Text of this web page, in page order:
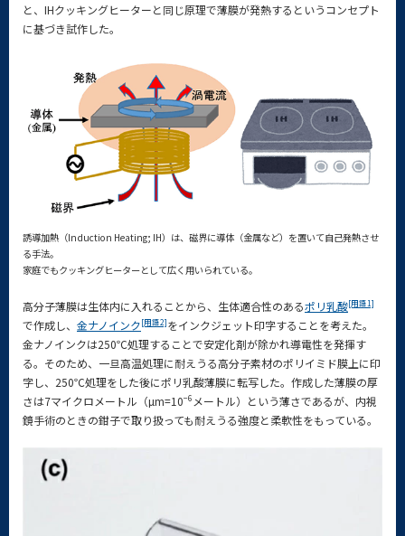
と、IHクッキングヒーターと同じ原理で薄膜が発熱するというコンセプト
に基づき試作した。
誘導加熱（Induction Heating; IH）は、磁界に導体（金属など）を置いて自己発熱させ
る手法。
家庭でもクッキングヒーターとして広く用いられている。
高分子薄膜は生体内に入れることから、生体適合性のあるポリ乳酸[用語1]
で作成し、 金ナノインク[用語2]をインクジェット印字することを考えた。
金ナノインクは250℃処理することで安定化剤が除かれ導電性を発揮す
る。そのため、一旦高温処理に耐えうる高分子素材のポリイミド膜上に印
字し、250℃処理をした後にポリ乳酸薄膜に転写した。作成した薄膜の厚
さは7マイクロメートル（µm=10−6 メートル）という薄さであるが、内視
鏡手術のときの鉗子で取り扱っても耐えうる強度と柔軟性をもっている。